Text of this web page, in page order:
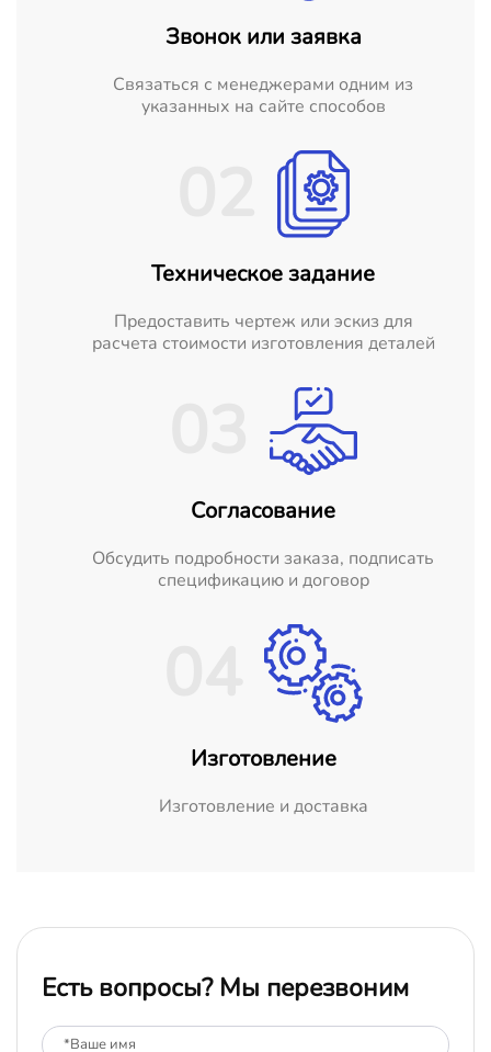
Звонок или заявка
Cвязаться с менеджерами одним из
указанных на сайте способов
Техническое задание
Предоставить чертеж или эскиз для
расчета стоимости изготовления деталей
Согласование
Обсудить подробности заказа, подписать
спецификацию и договор
Изготовление
Изготовление и доставка
Есть вопросы? Мы перезвоним